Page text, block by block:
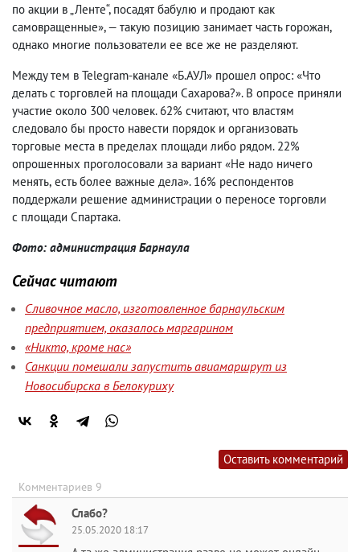
по акции в „Ленте“, посадят бабулю и продают как
самовращенные», — такую позицию занимает часть горожан,
однако многие пользователи ее все же не разделяют.
Между тем в Telegram-канале «Б.АУЛ» прошел опрос: «Что
делать с торговлей на площади Сахарова?». В опросе приняли
участие около 300 человек. 62% считают, что властям
следовало бы просто навести порядок и организовать
торговые места в пределах площади либо рядом. 22%
опрошенных проголосовали за вариант «Не надо ничего
менять, есть более важные дела». 16% респондентов
поддержали решение администрации о переносе торговли
с площади Спартака.
Фото: администрация Барнаула
Сейчас читают
Сливочное масло, изготовленное барнаульским
предприятием, оказалось маргарином
«Никто, кроме нас»
Санкции помешали запустить авиамаршрут из
Новосибирска в Белокуриху
Оставить комментарий
Комментариев 9
Слабо?
25.05.2020 18:17